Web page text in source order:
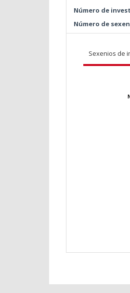
Número de
Número de
Sexenios de